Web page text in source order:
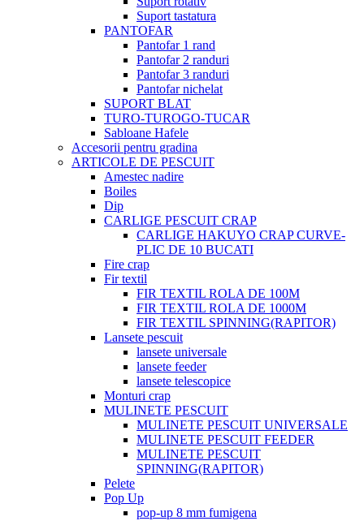
Suport tastatura
PANTOFAR
Pantofar 1 rand
Pantofar 2 randuri
Pantofar 3 randuri
Pantofar nichelat
SUPORT BLAT
TURO-TUROGO-TUCAR
Sabloane Hafele
Accesorii pentru gradina
ARTICOLE DE PESCUIT
Amestec nadire
Boiles
Dip
CARLIGE PESCUIT CRAP
CARLIGE HAKUYO CRAP CURVE-
PLIC DE 10 BUCATI
Fire crap
Fir textil
FIR TEXTIL ROLA DE 100M
FIR TEXTIL ROLA DE 1000M
FIR TEXTIL SPINNING(RAPITOR)
Lansete pescuit
lansete universale
lansete feeder
lansete telescopice
Monturi crap
MULINETE PESCUIT
MULINETE PESCUIT UNIVERSALE
MULINETE PESCUIT FEEDER
MULINETE PESCUIT
SPINNING(RAPITOR)
Pelete
Pop Up
pop-up 8 mm fumigena